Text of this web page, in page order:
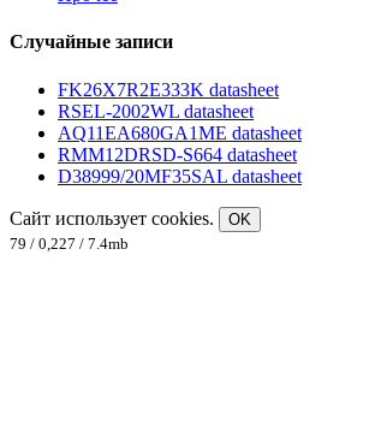
Случайные записи
FK26X7R2E333K datasheet
RSEL-2002WL datasheet
AQ11EA680GA1ME datasheet
RMM12DRSD-S664 datasheet
D38999/20MF35SAL datasheet
Сайт использует cookies.
OK
79 / 0,227 / 7.4mb